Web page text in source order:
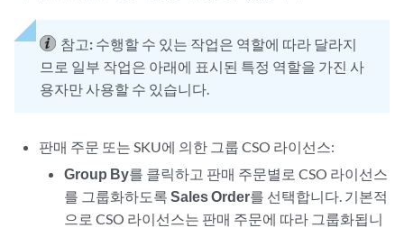
참고: 수행할 수 있는 작업은 역할에 따라 달라지
므로 일부 작업은 아래에 표시된 특정 역할을 가진 사
용자만 사용할 수 있습니다.
판매 주문 또는 SKU에 의한 그룹 CSO 라이선스:
Group By를 클릭하고 판매 주문별로 CSO 라이선스
를 그룹화하도록 Sales Order를 선택합니다. 기본적
으로 CSO 라이선스는 판매 주문에 따라 그룹화됩니